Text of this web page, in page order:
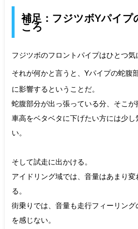
補足：フジツボYパイプ
ころ
フジツボのフロントパイプはひとつ気
それが何かと言うと、Yパイプの蛇腹
に影響するということだ。
蛇腹部分が出っ張っている分、そこ
車高をベタベタに下げたい方には少
い。
そして試走に出かける。
アイドリング域では、音量はあまり変
る。
街乗りでは、音量も走行フィーリン
を感じない。